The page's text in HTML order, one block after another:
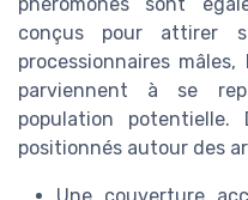
conçus pour attirer
processionnaires
parviennent à se
population potentielle.
positionnés autour des